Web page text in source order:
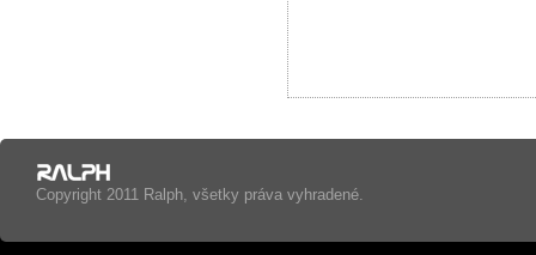
Copyright 2011 Ralph, všetky práva vyhradené.